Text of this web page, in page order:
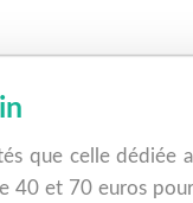
que celle dédiée
et 70 euros